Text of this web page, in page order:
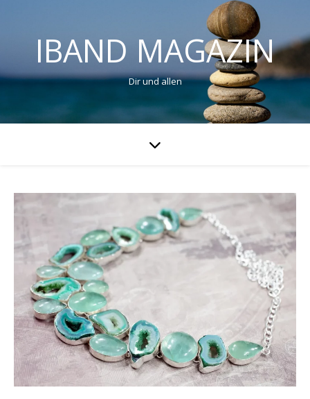
IBAND MAGAZIN
Dir und allen